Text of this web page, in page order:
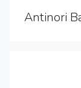
Antinori